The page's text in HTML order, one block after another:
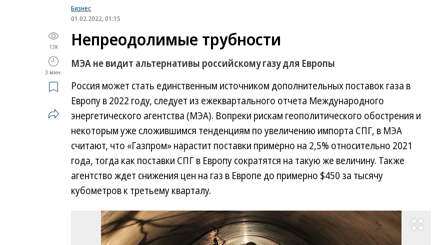
Бизнес
01.02.2022, 01:15
13K
3 мин.
Непреодолимые трубности
МЭА не видит альтернативы российскому газу для Европы
Россия может стать единственным источником дополнительных поставок газа в
Европу в 2022 году, следует из ежеквартального отчета Международного
энергетического агентства (МЭА). Вопреки рискам геополитического обострения и
некоторым уже сложившимся тенденциям по увеличению импорта СПГ, в МЭА
считают, что «Газпром» нарастит поставки примерно на 2,5% относительно 2021
года, тогда как поставки СПГ в Европу сократятся на такую же величину. Также
агентство ждет снижения цен на газ в Европе до примерно $450 за тысячу
кубометров к третьему кварталу.
Развернуть на весь экран